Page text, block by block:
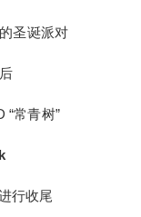
圣诞派对
“常青树”
行收尾
透露，在神秘
对！ 在昨天，
AROUND T
节，国外各大
多外出求学的人
很多人不仅想